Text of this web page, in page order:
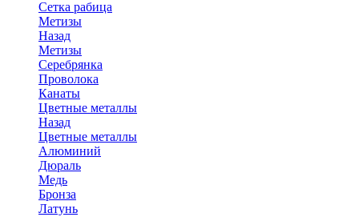
Сетка рабица
Метизы
Назад
Метизы
Серебрянка
Проволока
Канаты
Цветные металлы
Назад
Цветные металлы
Алюминий
Дюраль
Медь
Бронза
Латунь